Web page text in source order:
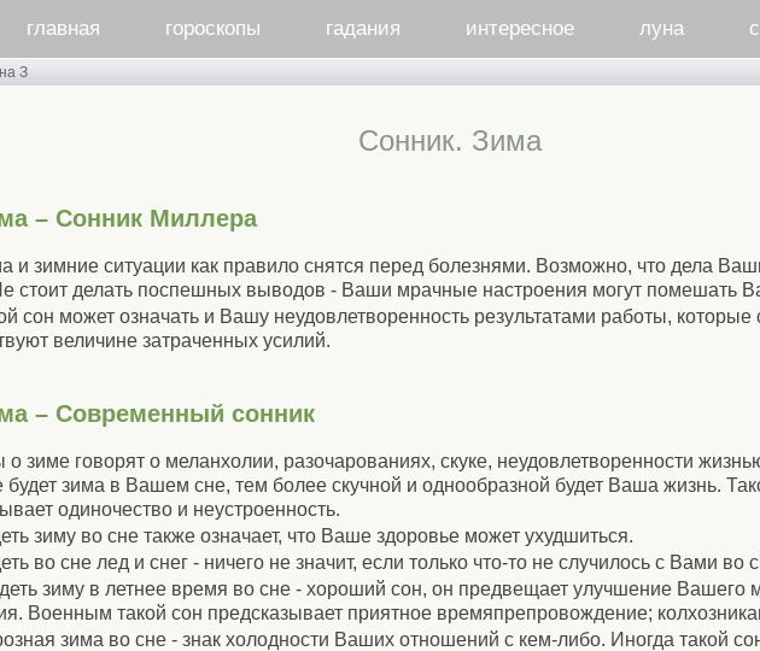
главная гороскопы гадания интересное луна
З
Cонник. Зима
– Сонник Миллера
и зимние ситуации как правило снятся перед болезнями. Возможно, что дела
стоит делать поспешных выводов - Ваши мрачные настроения могут помешать
сон может означать и Вашу неудовлетворенность результатами работы,
величине затраченных усилий.
– Современный сонник
зиме говорят о меланхолии, разочарованиях, скуке, неудовлетворенности
будет зима в Вашем сне, тем более скучной и однообразной будет Ваша жизнь.
одиночество и неустроенность.
зиму во сне также означает, что Ваше здоровье может ухудшиться.
во сне лед и снег - ничего не значит, если только что-то не случилось с Вами во
зиму в летнее время во сне - хороший сон, он предвещает улучшение Вашего
Военным такой сон предсказывает приятное времяпрепровождение;
зима во сне - знак холодности Ваших отношений с кем-либо. Иногда такой